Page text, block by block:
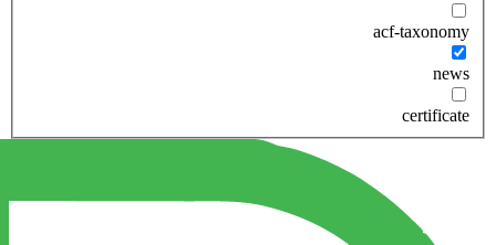
acf-taxonomy
news
certificate